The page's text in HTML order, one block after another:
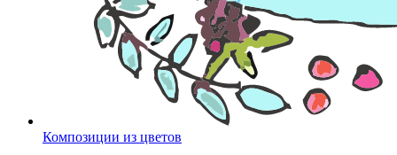
Композиции из цветов